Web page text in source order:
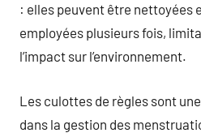
: elles peuvent être nettoyées
employées plusieurs fois,
l’impact sur l’environnement.
Les culottes de règles sont
dans la gestion des